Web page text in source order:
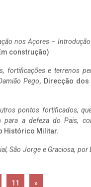
nos Açores –
construção)
fortificações e terrenos
Pego, Direcção
pontos fortificados,
para a defeza do Pais,
Histórico Militar.
São Jorge e Graciosa, por
11 »